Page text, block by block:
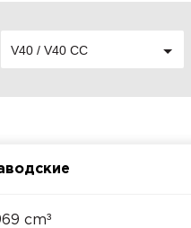
V40 / V40 CC
cm³